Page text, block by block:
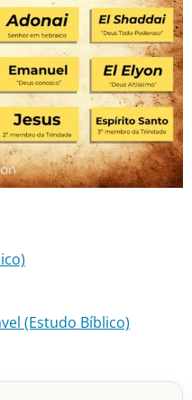
(Estudo Bíblico)